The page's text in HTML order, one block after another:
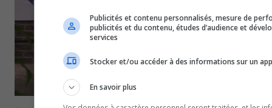
Publicités et contenu personnalisés, mesure de
publicités et du contenu, études d’audience et
services
Stocker et/ou accéder à des informations sur un
En savoir plus